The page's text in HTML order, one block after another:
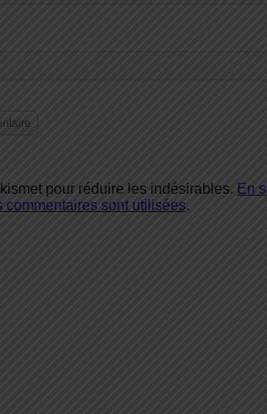
pour réduire les indésirables. En
commentaires sont utilisées.